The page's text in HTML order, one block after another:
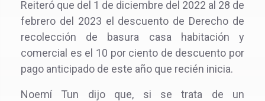
Reiteró que del 1 de diciembre del 2022 al 28 de
febrero del 2023 el descuento de Derecho de
recolección de basura casa habitación y
comercial es el 10 por ciento de descuento por
pago anticipado de este año que recién inicia.
Noemí Tun dijo que, si se trata de un